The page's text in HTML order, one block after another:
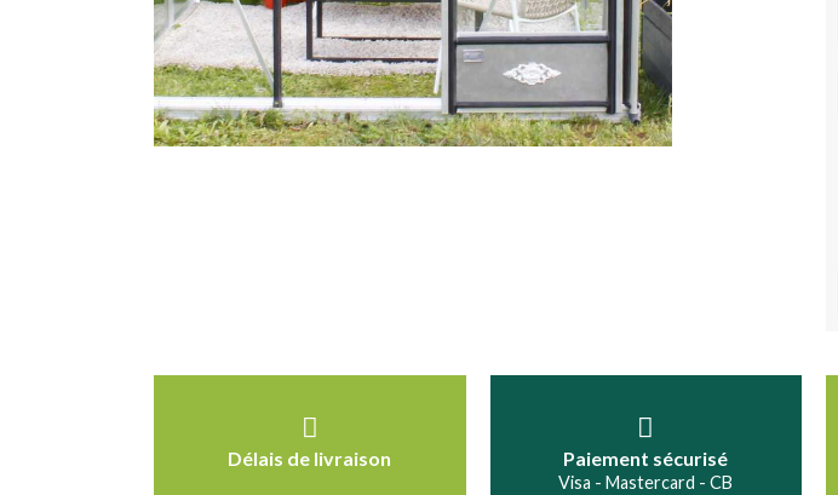
Délais de livraison Paiement sécurisé
Visa - Mastercard - CB